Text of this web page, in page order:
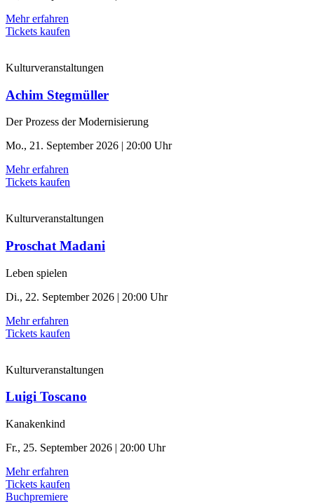
Mehr erfahren
Tickets kaufen
Kulturveranstaltungen
Achim Stegmüller
Der Prozess der ­Modernisierung
Mo., 21. September 2026 | 20:00 Uhr
Mehr erfahren
Tickets kaufen
Kulturveranstaltungen
Proschat Madani
Leben spielen
Di., 22. September 2026 | 20:00 Uhr
Mehr erfahren
Tickets kaufen
Kulturveranstaltungen
Luigi Toscano
Kanakenkind
Fr., 25. September 2026 | 20:00 Uhr
Mehr erfahren
Tickets kaufen
Buchpremiere